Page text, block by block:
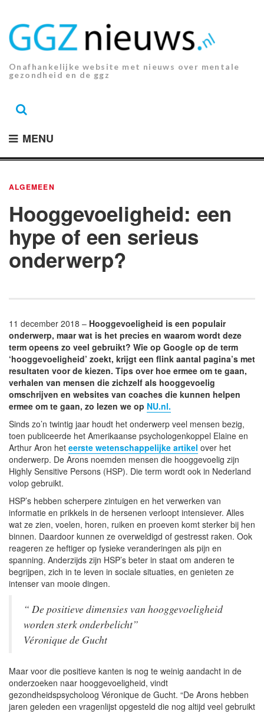
inhoud.
Onafhankelijke website met nieuws over mentale
gezondheid en de ggz
MENU
ALGEMEEN
Hooggevoeligheid: een
hype of een serieus
onderwerp?
11 december 2018 – Hooggevoeligheid is een populair
onderwerp, maar wat is het precies en waarom wordt deze
term opeens zo veel gebruikt? Wie op Google op de term
‘hooggevoeligheid’ zoekt, krijgt een flink aantal pagina’s met
resultaten voor de kiezen. Tips over hoe ermee om te gaan,
verhalen van mensen die zichzelf als hooggevoelig
omschrijven en websites van coaches die kunnen helpen
ermee om te gaan, zo lezen we op NU.nl.
Sinds zo’n twintig jaar houdt het onderwerp veel mensen bezig,
toen publiceerde het Amerikaanse psychologenkoppel Elaine en
Arthur Aron het eerste wetenschappelijke artikel over het
onderwerp. De Arons noemden mensen die hooggevoelig zijn
Highly Sensitive Persons (HSP). Die term wordt ook in Nederland
volop gebruikt.
HSP’s hebben scherpere zintuigen en het verwerken van
informatie en prikkels in de hersenen verloopt intensiever. Alles
wat ze zien, voelen, horen, ruiken en proeven komt sterker bij hen
binnen. Daardoor kunnen ze overweldigd of gestresst raken. Ook
reageren ze heftiger op fysieke veranderingen als pijn en
spanning. Anderzijds zijn HSP’s beter in staat om anderen te
begrijpen, zich in te leven in sociale situaties, en genieten ze
intenser van mooie dingen.
“ De positieve dimensies van hooggevoeligheid
worden sterk onderbelicht”
Véronique de Gucht
Maar voor die positieve kanten is nog te weinig aandacht in de
onderzoeken naar hooggevoeligheid, vindt
gezondheidspsycholoog Véronique de Gucht. “De Arons hebben
jaren geleden een vragenlijst opgesteld die nog altijd veel gebruikt